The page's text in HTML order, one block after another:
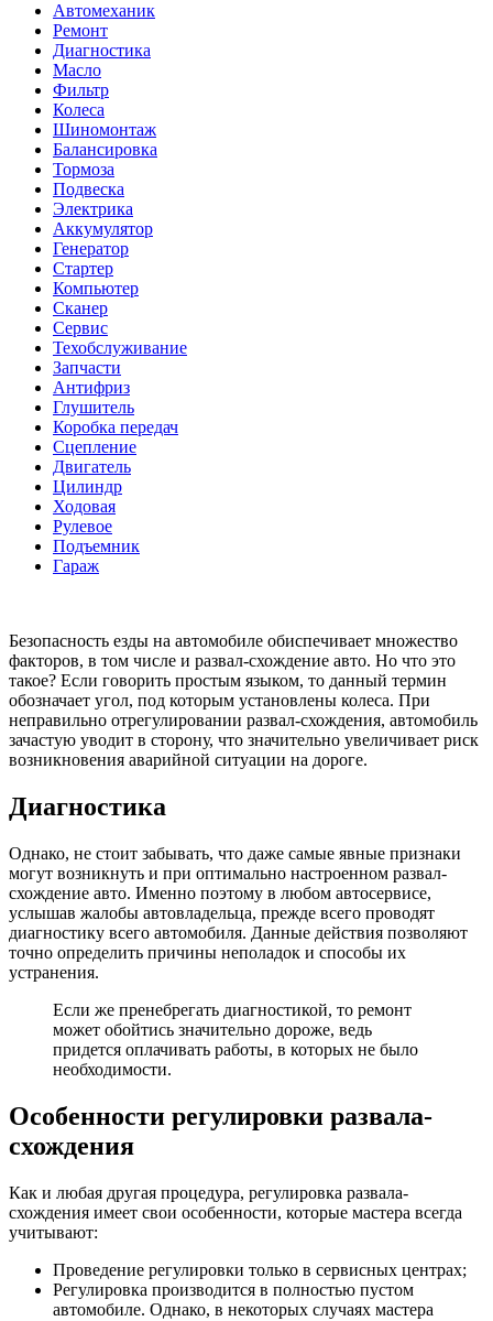
Автомеханик
Ремонт
Диагностика
Масло
Фильтр
Колеса
Шиномонтаж
Балансировка
Тормоза
Подвеска
Электрика
Аккумулятор
Генератор
Стартер
Компьютер
Сканер
Сервис
Техобслуживание
Запчасти
Антифриз
Глушитель
Коробка передач
Сцепление
Двигатель
Цилиндр
Ходовая
Рулевое
Подъемник
Гараж
Безопасность езды на автомобиле обиспечивает множество
факторов, в том числе и развал-схождение авто. Но что это
такое? Если говорить простым языком, то данный термин
обозначает угол, под которым установлены колеса. При
неправильно отрегулировании развал-схождения, автомобиль
зачастую уводит в сторону, что значительно увеличивает риск
возникновения аварийной ситуации на дороге.
Диагностика
Однако, не стоит забывать, что даже самые явные признаки
могут возникнуть и при оптимально настроенном развал-
схождение авто. Именно поэтому в любом автосервисе,
услышав жалобы автовладельца, прежде всего проводят
диагностику всего автомобиля. Данные действия позволяют
точно определить причины неполадок и способы их
устранения.
Если же пренебрегать диагностикой, то ремонт
может обойтись значительно дороже, ведь
придется оплачивать работы, в которых не было
необходимости.
Особенности регулировки развала-
схождения
Как и любая другая процедура, регулировка развала-
схождения имеет свои особенности, которые мастера всегда
учитывают:
Проведение регулировки только в сервисных центрах;
Регулировка производится в полностью пустом
автомобиле. Однако, в некоторых случаях мастера